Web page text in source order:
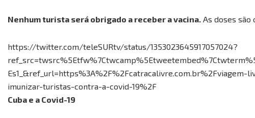
Nenhum turista será obrigado a receber a vacina. As doses são
https://twitter.com/teleSURtv/status/1353023645917057024?
imunizar-turistas-contra-a-covid-19%2F
Cuba e a Covid-19